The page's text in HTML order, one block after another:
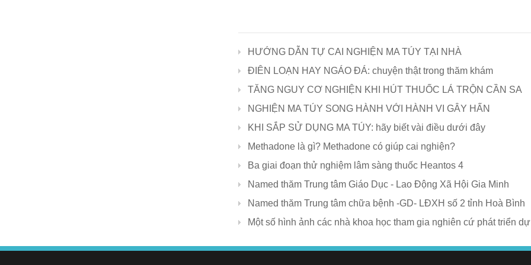
HƯỚNG DẪN TỰ CAI NGHIỆN MA TÚY TẠI NHÀ
ĐIÊN LOẠN HAY NGÁO ĐÁ: chuyện thật trong thăm khám
TĂNG NGUY CƠ NGHIỆN KHI HÚT THUỐC LÁ TRỘN CẦN SA
NGHIỆN MA TÚY SONG HÀNH VỚI HÀNH VI GÂY HẤN
KHI SẮP SỬ DỤNG MA TÚY: hãy biết vài điều dưới đây
Methadone là gì? Methadone có giúp cai nghiện?
Ba giai đoạn thử nghiệm lâm sàng thuốc Heantos 4
Named thăm Trung tâm Giáo Dục - Lao Động Xã Hội Gia Minh
Named thăm Trung tâm chữa bệnh -GD- LĐXH số 2 tỉnh Hoà Bình
Một số hình ảnh các nhà khoa học tham gia nghiên cứ phát triển